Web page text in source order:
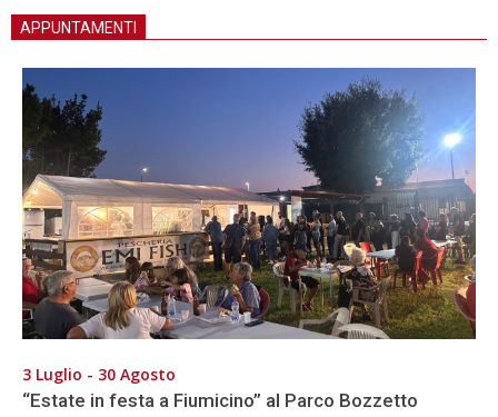
APPUNTAMENTI
3 Luglio - 30 Agosto
“Estate in festa a Fiumicino” al Parco Bozzetto